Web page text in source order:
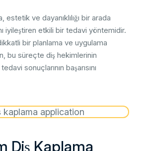
ve dayanıklılığı bir arada
iyileştiren etkili bir tedavi yöntemidir.
bir planlama ve uygulama
bu süreçte diş hekimlerinin
sonuçlarının başarısını
Diş Kaplama